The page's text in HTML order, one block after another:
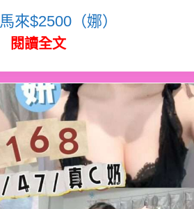
馬來$2500（娜）
閱讀全文